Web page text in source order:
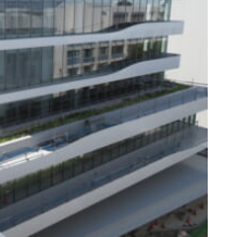
設工事
建設工事
装工事
ETCゲート工事
工事
一式